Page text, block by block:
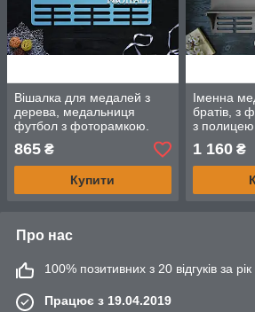
Вішалка для медалей з
дерева, медальниця
футбол з фоторамкою.
Саша (будь-який вид
спорту та ім'я)
865 ₴
Купити
Іменна
братів, з
з полицею
1 160₴
Про нас
100% позитивних з 20 відгуків за рік
Працює з 19.04.2019